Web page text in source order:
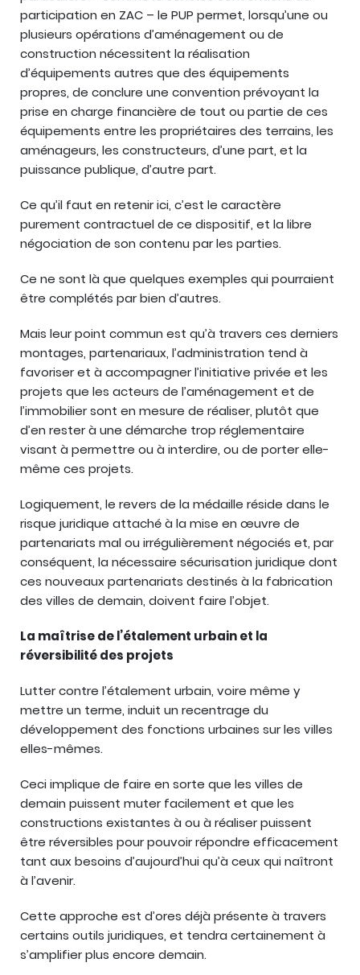
participation en ZAC – le PUP permet, lorsqu’une ou
plusieurs opérations d’aménagement ou de
construction nécessitent la réalisation
d’équipements autres que des équipements
propres, de conclure une convention prévoyant la
prise en charge financière de tout ou partie de ces
équipements entre les propriétaires des terrains, les
aménageurs, les constructeurs, d’une part, et la
puissance publique, d’autre part.
Ce qu’il faut en retenir ici, c’est le caractère
purement contractuel de ce dispositif, et la libre
négociation de son contenu par les parties.
Ce ne sont là que quelques exemples qui pourraient
être complétés par bien d’autres.
Mais leur point commun est qu’à travers ces derniers
montages, partenariaux, l’administration tend à
favoriser et à accompagner l’initiative privée et les
projets que les acteurs de l’aménagement et de
l’immobilier sont en mesure de réaliser, plutôt que
d’en rester à une démarche trop réglementaire
visant à permettre ou à interdire, ou de porter elle-
même ces projets.
Logiquement, le revers de la médaille réside dans le
risque juridique attaché à la mise en œuvre de
partenariats mal ou irrégulièrement négociés et, par
conséquent, la nécessaire sécurisation juridique dont
ces nouveaux partenariats destinés à la fabrication
des villes de demain, doivent faire l’objet.
La maîtrise de l’étalement urbain et la
réversibilité des projets
Lutter contre l’étalement urbain, voire même y
mettre un terme, induit un recentrage du
développement des fonctions urbaines sur les villes
elles-mêmes.
Ceci implique de faire en sorte que les villes de
demain puissent muter facilement et que les
constructions existantes à ou à réaliser puissent
être réversibles pour pouvoir répondre efficacement
tant aux besoins d’aujourd’hui qu’à ceux qui naîtront
à l’avenir.
Cette approche est d’ores déjà présente à travers
certains outils juridiques, et tendra certainement à
s’amplifier plus encore demain.